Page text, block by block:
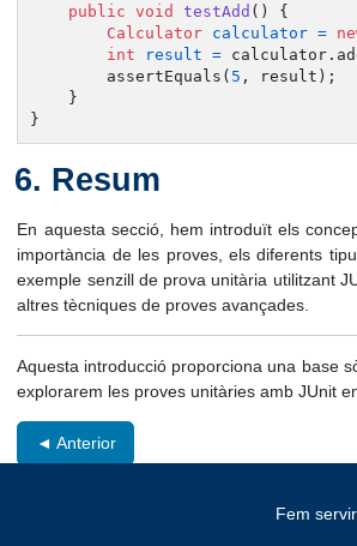
public
void testAdd ()
{
Calculator calculator =
int
result =
        assertEquals(
5 , result);
    }
}
Resum
En aquesta secció, hem introduït els
importància de les proves, els diferents
exemple senzill de prova unitària utilitzant
altres tècniques de proves avançades.
Aquesta introducció proporciona una base
explorarem les proves unitàries amb JUnit
◄ Anterior
Fem